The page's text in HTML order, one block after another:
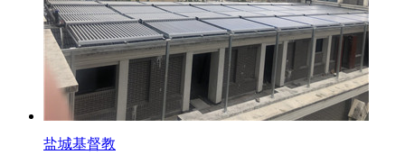
盐城基督教